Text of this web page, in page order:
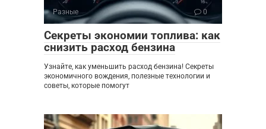
Разные 0
Секреты экономии топлива: как
снизить расход бензина
Узнайте, как уменьшить расход бензина! Секреты
экономичного вождения, полезные технологии и
советы, которые помогут